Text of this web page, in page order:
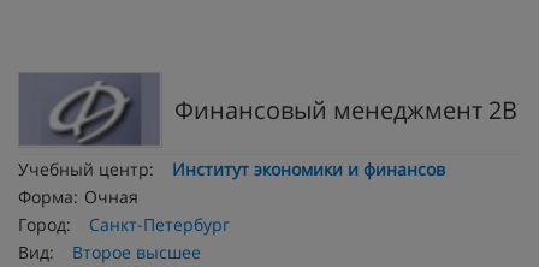
Финансовый менеджмент 2В
Учебный центр:
Институт экономики и финансов
Форма: Очная
Город:
Санкт-Петербург
Вид:
Второе высшее